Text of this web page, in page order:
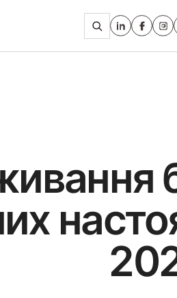
Відкрити пошук